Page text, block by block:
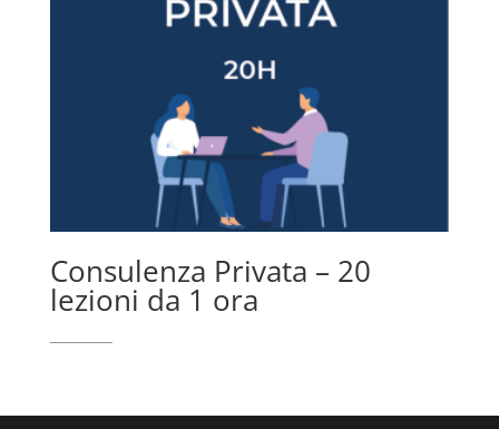
Consulenza Privata – 20
lezioni da 1 ora
639,99€
era:
è: